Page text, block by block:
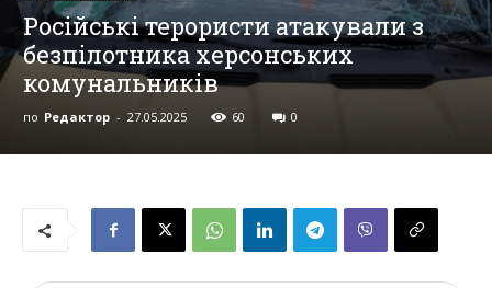
Російські терористи атакували з
безпілотника херсонських
комунальників
по Редактор - 27.05.2025 60 0